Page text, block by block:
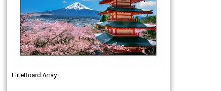
EliteBoard Array